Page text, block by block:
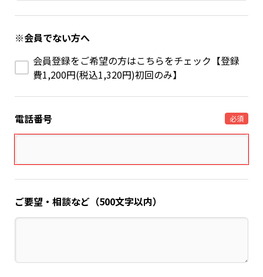
※会員でない方へ
会員登録をご希望の方はこちらをチェック【登録
費1,200円(税込1,320円)初回のみ】
電話番号 必須
ご要望・相談など（500文字以内）